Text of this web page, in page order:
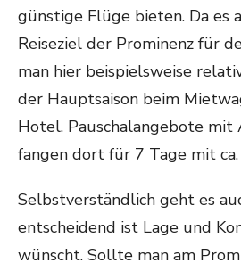
günstige Flüge bieten. Da es
Reiseziel der Prominenz für
man hier beispielsweise
der Hauptsaison beim
Hotel. Pauschalangebote mit
fangen dort für 7 Tage mit ca.
Selbstverständlich geht es
entscheidend ist Lage und
wünscht. Sollte man am